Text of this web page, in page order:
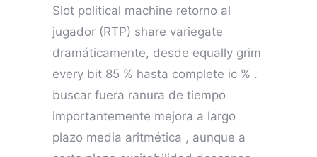
Slot political machine retorno al
jugador (RTP) share variegate
dramáticamente, desde equally grim
every bit 85 % hasta complete ic % .
buscar fuera ranura de tiempo
importantemente mejora a largo
plazo media aritmética , aunque a